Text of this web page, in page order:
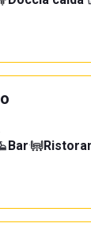
Bar·